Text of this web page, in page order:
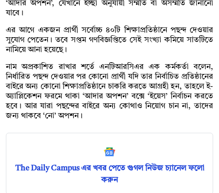
‘আদার অপশন’, যেখানে ইচ্ছা অনুযায়ী সম্মতি বা অসম্মতি জানানো
যাবে।
এর আগে একজন প্রার্থী সর্বোচ্চ ৪০টি শিক্ষাপ্রতিষ্ঠানে পছন্দ দেওয়ার
সুযোগ পেতেন। তবে সপ্তম গণবিজ্ঞপ্তিতে সেই সংখ্যা কমিয়ে সাতটিতে
নামিয়ে আনা হয়েছে।
নাম অপ্রকাশিত রাখার শর্তে এনটিআরসিএর এক কর্মকর্তা বলেন,
নির্ধারিত পছন্দ দেওয়ার পর কোনো প্রার্থী যদি তার নির্বাচিত প্রতিষ্ঠানের
বাইরে অন্য কোনো শিক্ষাপ্রতিষ্ঠানে চাকরি করতে আগ্রহী হন, তাহলে ই-
অ্যাপ্লিকেশন ফরমে থাকা ‘আদার অপশন’ বক্সে ‘ইয়েস’ নির্বাচন করতে
হবে। আর যারা পছন্দের বাইরে অন্য কোথাও নিয়োগ চান না, তাদের
জন্য থাকবে ‘নো’ অপশন।
The Daily Campus এর খবর পেতে গুগল নিউজ চ্যানেল ফলো
করুন